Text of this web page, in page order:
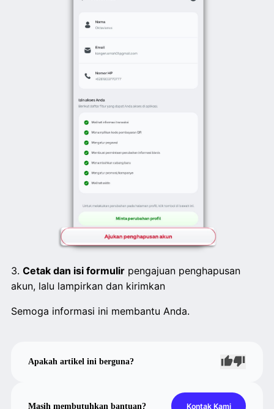
3. Cetak dan isi formulirpengajuan penghapusan
akun, lalu lampirkan dan kirimkan
Semoga informasi ini membantu Anda.
Apakah artikel ini berguna?
Masih membutuhkan bantuan? Kontak Kami